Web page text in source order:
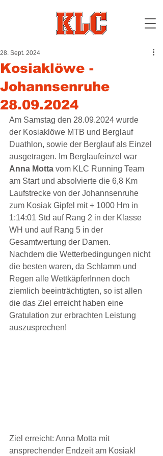
Kosiaklöwe -
Johannsenruhe
28.09.2024
28. Sept. 2024
Am Samstag den 28.09.2024 wurde
der Kosiaklöwe MTB und Berglauf
Duathlon, sowie der Berglauf als Einzel
ausgetragen. Im Berglaufeinzel war
Anna Motta vom KLC Running Team
am Start und absolvierte die 6,8 Km
Laufstrecke von der Johannsenruhe
zum Kosiak Gipfel mit + 1000 Hm in
1:14:01 Std auf Rang 2 in der Klasse
WH und auf Rang 5 in der
Gesamtwertung der Damen.
Nachdem die Wetterbedingungen nicht
die besten waren, da Schlamm und
Regen alle WettkäpferInnen doch
ziemlich beeinträchtigten, so ist allen
die das Ziel erreicht haben eine
Gratulation zur erbrachten Leistung
auszusprechen!
Ziel erreicht: Anna Motta mit
ansprechender Endzeit am Kosiak!